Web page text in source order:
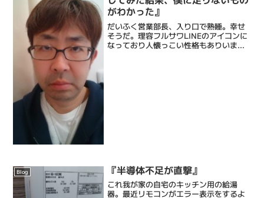
がわかった』
だいふく営業部長、入り口で熟睡。幸せ
そうだ。理容フルサワLINEのアイコンに
なっており人懐っこい性格もありいま
Blog 『半導体不足が直撃』
これ我が家の自宅のキッチン用の給湯
器。最近リモコンがエラー表示をするよ